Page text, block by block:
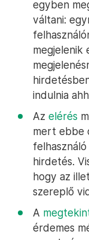
egyben
váltani:
megjelenik
indulnia
Az elérés
mert ebbe
hirdetés.
hogy az
szereplő
A
érdemes